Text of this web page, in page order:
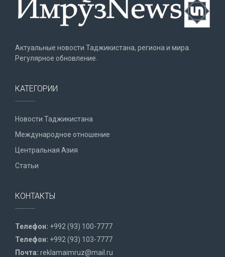
Актуальные новости Таджикистана, региона и мира.
Регулярное обновление.
КАТЕГОРИИ
Новости Таджикистана
Международное отношение
Центральная Азия
Статьи
КОНТАКТЫ
Телефон: +992 (93) 100-7777
Телефон: +992 (93) 103-7777
Почта: reklamaimruz@mail.ru